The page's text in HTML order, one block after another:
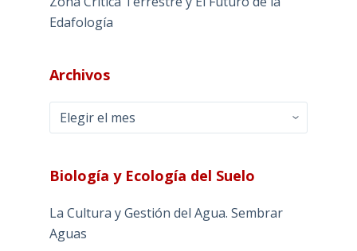
Edafología
Archivos
Archivos
Biología y Ecología del Suelo
La Cultura y Gestión del Agua. Sembrar
Aguas